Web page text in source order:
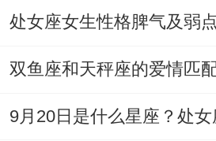
翻，立即截图发社交媒体
这事儿说来话长~这些看似
事、像星座能量场的隐形
9月20日是什么星座？处女